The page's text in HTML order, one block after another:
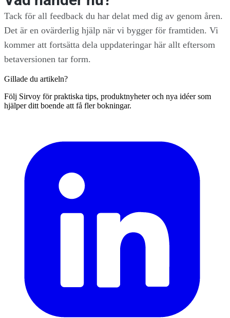
Tack för all feedback du har delat med dig av genom åren.
Det är en ovärderlig hjälp när vi bygger för framtiden. Vi
kommer att fortsätta dela uppdateringar här allt eftersom
betaversionen tar form.
Gillade du artikeln?
Följ Sirvoy för praktiska tips, produktnyheter och nya idéer som
hjälper ditt boende att få fler bokningar.